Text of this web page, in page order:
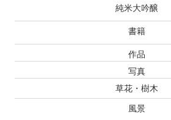
純米大吟醸
書籍
作品
写真
草花・樹木
風景